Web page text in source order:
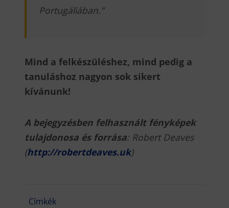
Portugáliában.”
Mind a felkészüléshez, mind pedig a
tanuláshoz nagyon sok sikert
kívánunk!
A bejegyzésben felhasznált fényképek
tulajdonosa és forrása: Robert Deaves
(http://robertdeaves.uk)
Címkék